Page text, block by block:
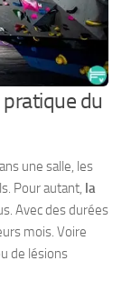
du
une salle, les
Pour autant, la
Avec des durées
mois. Voire
de lésions